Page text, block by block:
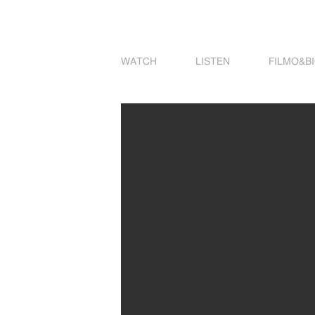
WATCH LISTEN